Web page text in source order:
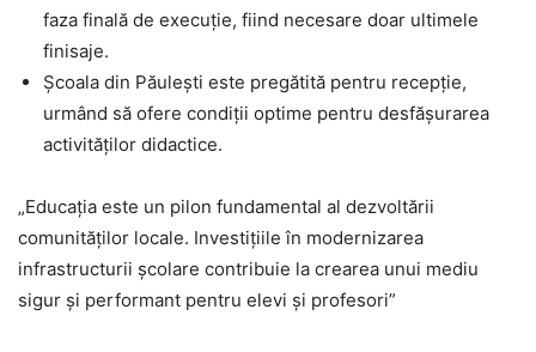
faza finală de execuție, fiind necesare doar ultimele
finisaje.
Școala din Păulești este pregătită pentru recepție,
urmând să ofere condiții optime pentru desfășurarea
activităților didactice.
„Educația este un pilon fundamental al dezvoltării
comunităților locale. Investițiile în modernizarea
infrastructurii școlare contribuie la crearea unui mediu
sigur și performant pentru elevi și profesori”